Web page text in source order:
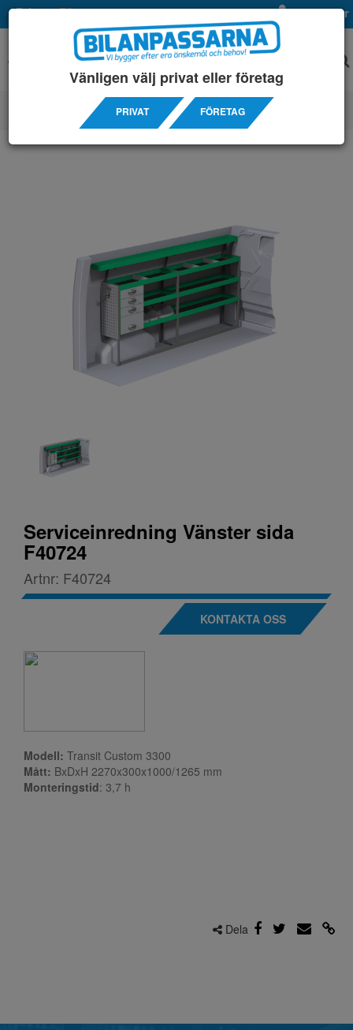
Privat Företag Mina sidor
SERVICEINREDNINGAR/ FORD / CUSTOM 3300
Serviceinredning Vänster sida
F40724
Artnr: F40724
KONTAKTA OSS
Modell: Transit Custom 3300
Mått: BxDxH 2270x300x1000/1265 mm
Monteringstid: 3,7 h
Dela
Vänligen välj privat eller företag
PRIVAT FÖRETAG